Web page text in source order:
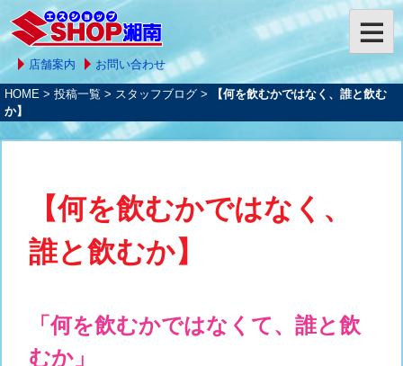
店舗案内 お問い合わせ
HOME > 投稿一覧 > スタッフブログ >
【何を飲むかではなく、誰と飲む
か】
【何を飲むかではなく、
誰と飲むか】
「何を飲むかではなくて、誰と飲
むか」